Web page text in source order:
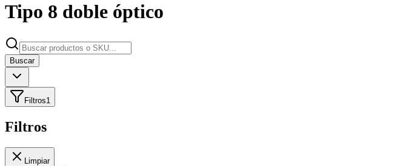
Tipo 8 doble óptico
Buscar
Filtros1
Filtros
Limpiar